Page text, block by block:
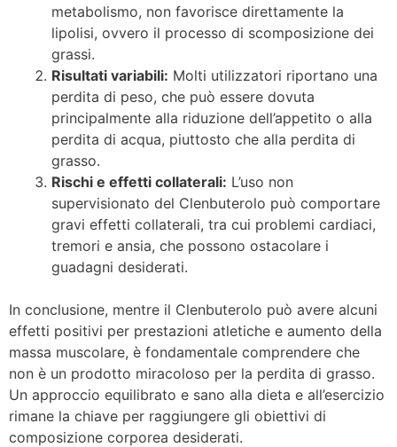
metabolismo, non favorisce direttamente la
lipolisi, ovvero il processo di scomposizione dei
grassi.
Risultati variabili: Molti utilizzatori riportano una
perdita di peso, che può essere dovuta
principalmente alla riduzione dell’appetito o alla
perdita di acqua, piuttosto che alla perdita di
grasso.
Rischi e effetti collaterali: L’uso non
supervisionato del Clenbuterolo può comportare
gravi effetti collaterali, tra cui problemi cardiaci,
tremori e ansia, che possono ostacolare i
guadagni desiderati.
In conclusione, mentre il Clenbuterolo può avere alcuni
effetti positivi per prestazioni atletiche e aumento della
massa muscolare, è fondamentale comprendere che
non è un prodotto miracoloso per la perdita di grasso.
Un approccio equilibrato e sano alla dieta e all’esercizio
rimane la chiave per raggiungere gli obiettivi di
composizione corporea desiderati.